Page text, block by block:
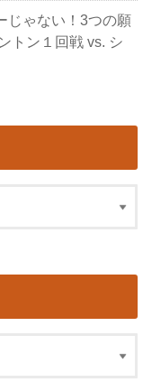
じゃない！3つの願
トン１回戦 vs. シ